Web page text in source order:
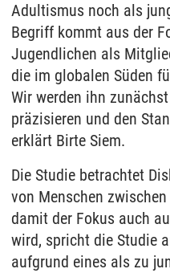
Adultismus noch als
Begriff kommt aus der
Jugendlichen als
die im globalen Süden
Wir werden ihn
präzisieren und den
erklärt Birte Siem.
Die Studie betrachtet
von Menschen
damit der Fokus auch
wird, spricht die Studie
aufgrund eines als zu